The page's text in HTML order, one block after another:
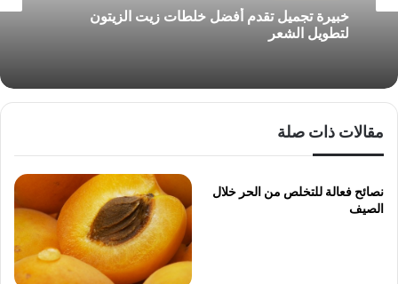
خبيرة تجميل تقدم أفضل خلطات زيت الزيتون
لتطويل الشعر
مقالات ذات صلة
نصائح فعالة للتخلص من الحر خلال
الصيف